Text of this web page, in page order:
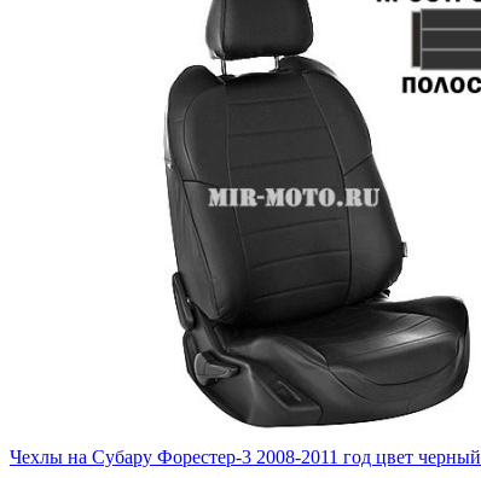
Чехлы на Субару Форестер-3 2008-2011 год цвет черный